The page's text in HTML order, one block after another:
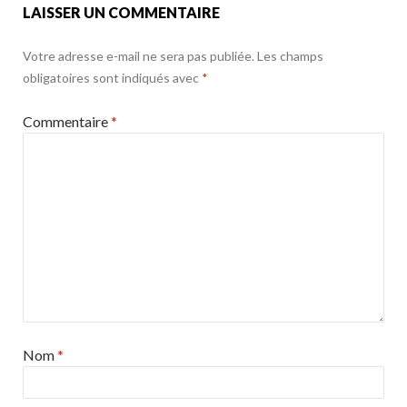
LAISSER UN COMMENTAIRE
Votre adresse e-mail ne sera pas publiée. Les champs
obligatoires sont indiqués avec *
Commentaire*
Nom*